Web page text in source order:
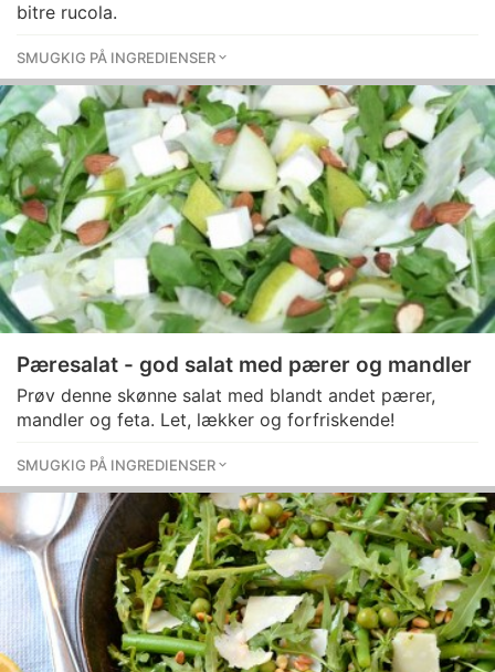
bitre rucola.
SMUGKIG PÅ INGREDIENSER
Pæresalat - god salat med pærer og mandler
Prøv denne skønne salat med blandt andet pærer,
mandler og feta. Let, lækker og forfriskende!
SMUGKIG PÅ INGREDIENSER